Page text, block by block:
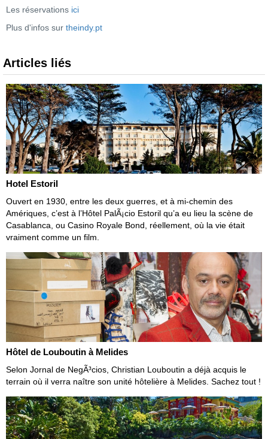
Les réservations ici
Plus d'infos sur theindy.pt
Articles liés
Hotel Estoril
Ouvert en 1930, entre les deux guerres, et à mi-chemin des
Amériques, c’est à l’Hôtel PalÃ¡cio Estoril qu’a eu lieu la scène de
Casablanca, ou Casino Royale Bond, réellement, où la vie était
vraiment comme un film.
Hôtel de Louboutin à Melides
Selon Jornal de NegÃ³cios, Christian Louboutin a déjà acquis le
terrain où il verra naître son unité hôtelière à Melides. Sachez tout !